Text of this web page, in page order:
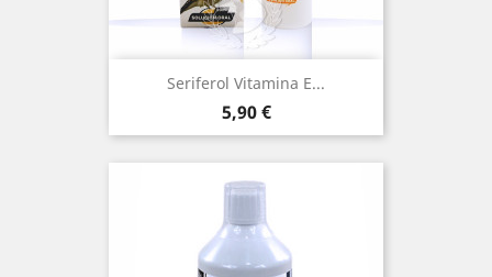
Seriferol Vitamina E...
Precio
5,90 €